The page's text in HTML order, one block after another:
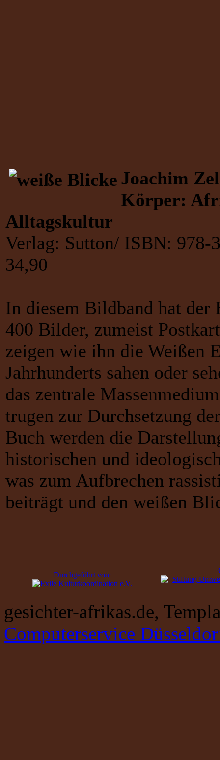
Joachim
Körper:
Alltagskultur
Verlag: Sutton/ ISBN: 978-
34,90
In diesem Bildband hat
400 Bilder, zumeist
zeigen wie ihn die Weißen
Jahrhunderts sahen oder
das zentrale
trugen zur Durchsetzung
Buch werden die
historischen und
was zum Aufbrechen
beiträgt und den weißen
Durchgeführt von:
gesichter-afrikas.de,
Computerservice